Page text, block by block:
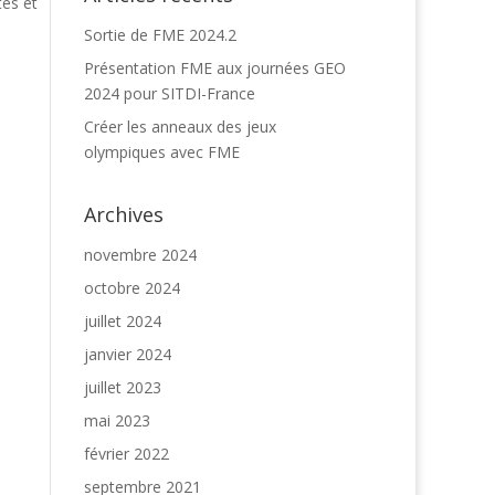
Sortie de FME 2024.2
Présentation FME aux journées GEO
2024 pour SITDI-France
Créer les anneaux des jeux
olympiques avec FME
Archives
novembre 2024
octobre 2024
juillet 2024
janvier 2024
juillet 2023
mai 2023
février 2022
septembre 2021